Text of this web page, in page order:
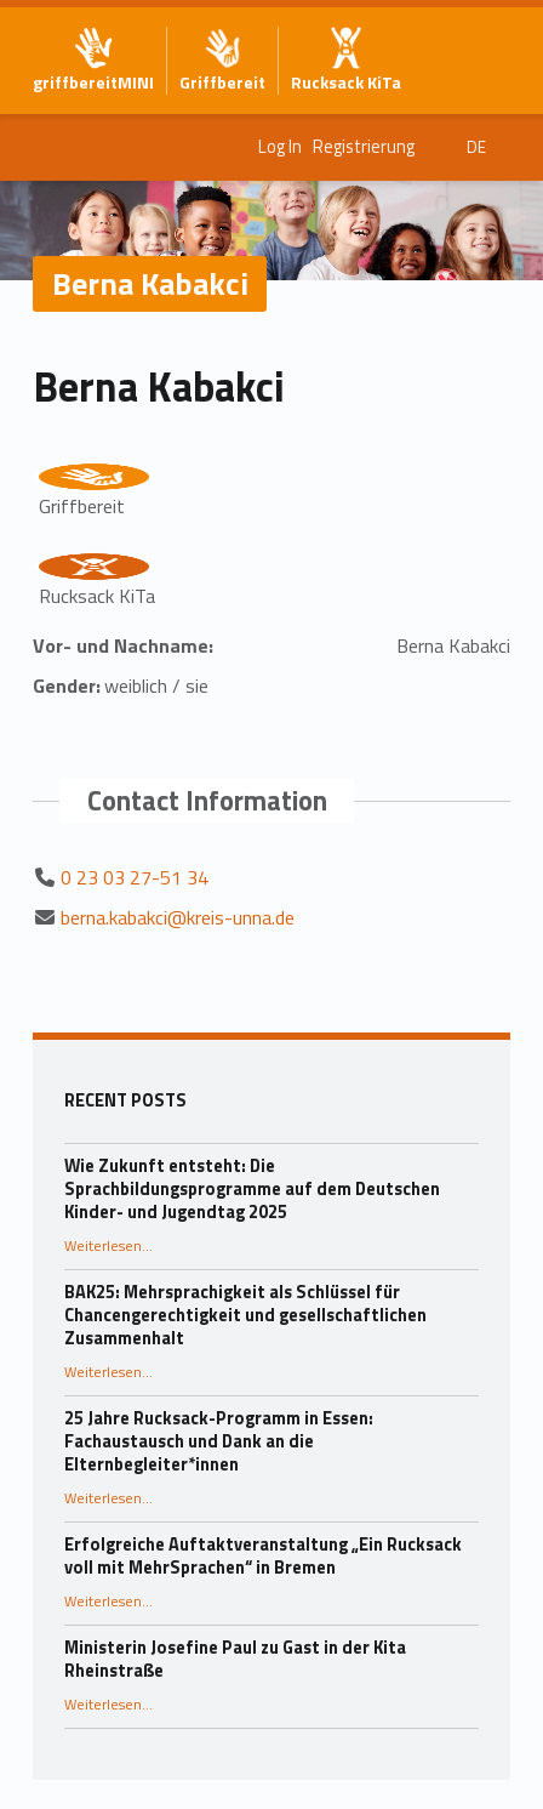
griffbereitMINI Griffbereit Rucksack KiTa
Log In Registrierung DE
Berna Kabakci
Berna Kabakci
Griffbereit
Rucksack KiTa
Vor- und Nachname:
Berna Kabakci
Gender:weiblich / sie
Contact Information
0 23 03 27-51 34
berna.kabakci@kreis-unna.de
Seitenleiste
RECENT POSTS
Wie Zukunft entsteht: Die
Sprachbildungsprogramme auf dem Deutschen
Kinder- und Jugendtag 2025
Weiterlesen“Wie Zukunft entsteht: Die Sprachbildungsprogramme auf dem Deutschen Kinder- und Jugendtag 2025”
…
BAK25: Mehrsprachigkeit als Schlüssel für
Chancengerechtigkeit und gesellschaftlichen
Zusammenhalt
Weiterlesen“BAK25: Mehrsprachigkeit als Schlüssel für Chancengerechtigkeit und gesellschaftlichen Zusammenhalt”
…
25 Jahre Rucksack-Programm in Essen:
Fachaustausch und Dank an die
Elternbegleiter*innen
Weiterlesen“25 Jahre Rucksack-Programm in Essen: Fachaustausch und Dank an die Elternbegleiter*innen”
…
Erfolgreiche Auftaktveranstaltung „Ein Rucksack
voll mit MehrSprachen“ in Bremen
Weiterlesen“Erfolgreiche Auftaktveranstaltung „Ein Rucksack voll mit MehrSprachen“ in Bremen”
…
Ministerin Josefine Paul zu Gast in der Kita
Rheinstraße
Weiterlesen“Ministerin Josefine Paul zu Gast in der Kita Rheinstraße”
…